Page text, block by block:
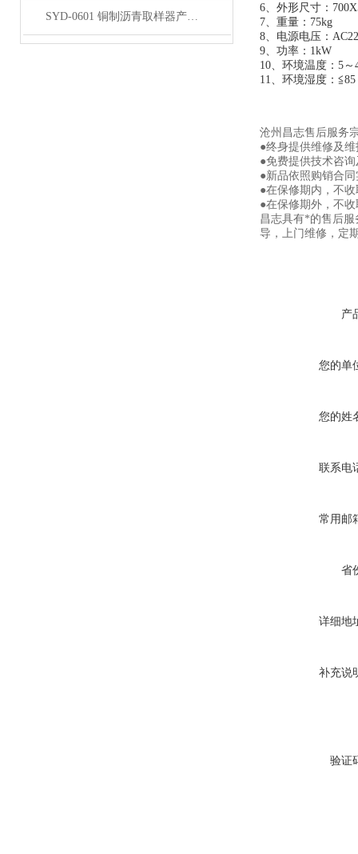
SYD-0601 铜制沥青取样器产品展示
6、外形尺寸：
7、重量：75kg
8、电源电压：
9、功率：1kW
10、环境温度：5
11、环境湿度：
沧州昌志售后服务
●终身提供维修及
●免费提供技术咨
●新品依照购销合
●在保修期内，不
●在保修期外，不
昌志具有*的售后
导，上门维修，定
产
您的单
您的姓
联系电
常用邮
省
详细地
补充说
验证